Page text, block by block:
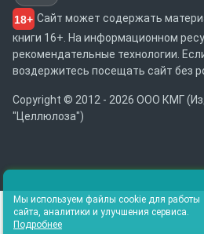
18+ Сайт может содержать
книги 16+. На информационном
рекомендательные технологии.
воздержитесь посещать сайт без
Copyright © 2012 - 2026 ООО КМГ
"Целлюлоза")
Мы используем файлы cookie для работы
сайта, аналитики и улучшения сервиса.
Подробнее